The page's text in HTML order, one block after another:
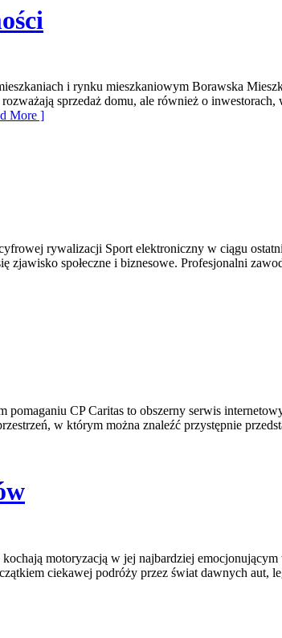
i rynku mieszkaniowym Borawska
sprzedaż domu, ale również o
More ]
rywalizacji Sport elektroniczny w ciągu
społeczne i biznesowe. Profesjonalni
CP Caritas to obszerny serwis
w którym można znaleźć przystępnie
motoryzacją w jej najbardziej
ciekawej podróży przez świat dawnych aut,